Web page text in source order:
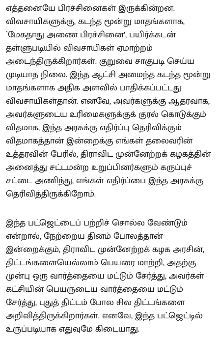
எத்தனையே பிரச்சினைகள் இருக்கின்றன.
விவசாயிகளுக்கு, கடந்த மூன்று மாதங்களாக,
`மேகதாது அணை பிரச்சினை’, பயிர்க்கடன்
தள்ளுபடியில் விவசாயிகள் ஏமாற்றம்
அடைந்திருக்கிறார்கள். குறுவை சாகுபடி செய்ய
முடியாத நிலை. இந்த ஆட்சி அமைந்த கடந்த மூன்று
மாதங்களாக அதிக அளவில் பாதிக்கப்பட்டது
விவசாயிகள்தான். எனவே, அவர்களுக்கு ஆதரவாக,
அவர்களுடைய உரிமைகளுக்குக் குரல் கொடுக்கும்
விதமாக, இந்த அரசுக்கு எதிர்ப்பு தெரிவிக்கும்
விதமாகத்தான் இன்றைக்கு எங்கள் தலைவரின்
உத்தரவின் பேரில், திராவிட முன்னேற்றக் கழகத்தின்
அனைத்து சட்டமன்ற உறுப்பினர்களும் கருப்புச்
சட்டை அணிந்து, எங்கள் எதிர்ப்பை இந்த அரசுக்கு
தெரிவித்திருக்கிறோம்.
இந்த பட்ஜெட்டைப் பற்றிச் சொல்ல வேண்டும்
என்றால், நேற்றைய தினம் போலத்தான்
இன்றைக்கும், திராவிட முன்னேற்றக் கழக அரசின்,
திட்டங்களையெல்லாம் பெயரை மாற்றி, அதற்கு
முன்பு ஒரு வார்த்தையை மட்டும் சேர்த்து, அவர்கள்
கட்சியின் பெயருடைய வார்த்தையை மட்டும்
சேர்த்து, புதுத் திட்டம் போல சில திட்டங்களை
அறிவித்திருக்கிறார்கள். எனவே, இந்த பட்ஜெட்டில்
உருப்படியாக எதுவுமே கிடையாது.